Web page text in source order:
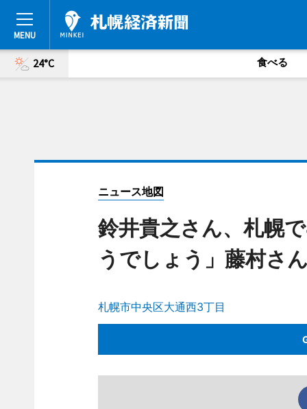
24°C 食べる
ニュース地図
鈴井貴之さん、札幌
うでしょう」藤村さ
札幌市中央区大通西3丁目